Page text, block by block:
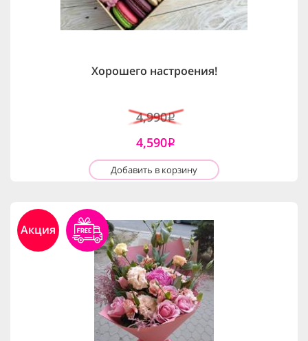
Хорошего настроения!
4,990i
4,590i
Добавить в корзину
Акция